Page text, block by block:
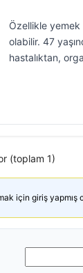
Özellikle yemek
olabilir. 47
hastalıktan,
(toplam 1)
için giriş yapmış